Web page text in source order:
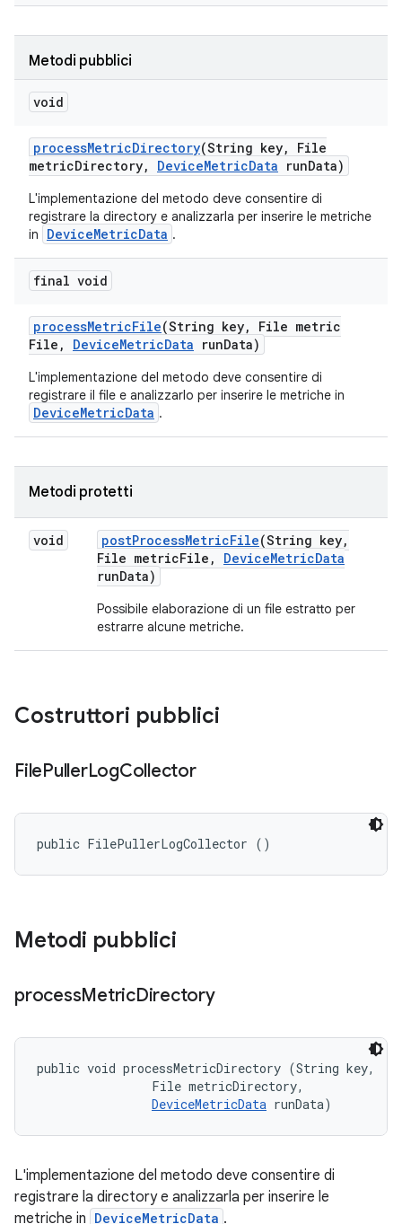
Metodi pubblici
void
processMetricDirectory(String key,
File
metricDirectory, DeviceMetricData runData)
L'implementazione del metodo deve consentire di
registrare la directory e analizzarla per inserire le metriche
in
DeviceMetricData .
final void
processMetricFile(String key,
File metric
File , DeviceMetricData runData)
L'implementazione del metodo deve consentire di
registrare il file e analizzarlo per inserire le metriche in
DeviceMetricData .
Metodi protetti
void postProcessMetricFile(String key,
File metricFile , DeviceMetricData
runData)
Possibile elaborazione di un file estratto per
estrarre alcune metriche.
Costruttori pubblici
FilePullerLogCollector
public FilePullerLogCollector ()
Metodi pubblici
processMetricDirectory
public void processMetricDirectory (String key,
                File metricDirectory,
DeviceMetricData runData)
L'implementazione del metodo deve consentire di
registrare la directory e analizzarla per inserire le
metriche in DeviceMetricData .